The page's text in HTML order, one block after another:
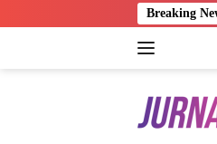
ke
Breaking